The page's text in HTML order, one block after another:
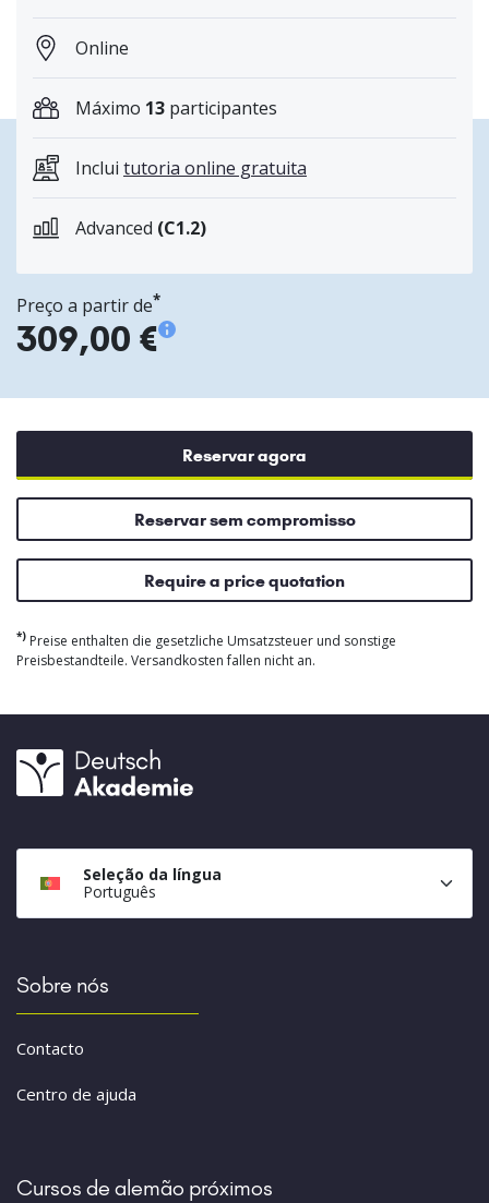
Online
Máximo 13 participantes
Inclui tutoria online gratuita
Advanced (C1.2)
Preço a partir de*
309,00 €
Reservar agora
Reservar sem compromisso
Require a price quotation
*) Preise enthalten die gesetzliche Umsatzsteuer und sonstige
Preisbestandteile. Versandkosten fallen nicht an.
Seleção da língua
Português
Sobre nós
Contacto
Centro de ajuda
Cursos de alemão próximos